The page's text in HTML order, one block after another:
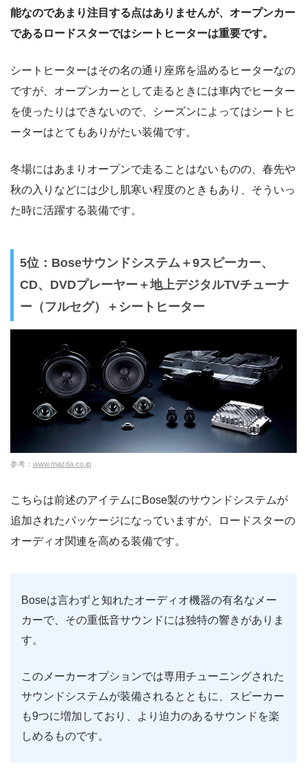
能なのであまり注目する点はありませんが、オープンカー
であるロードスターではシートヒーターは重要です。
シートヒーターはその名の通り座席を温めるヒーターなの
ですが、オープンカーとして走るときには車内でヒーター
を使ったりはできないので、シーズンによってはシートヒ
ーターはとてもありがたい装備です。
冬場にはあまりオープンで走ることはないものの、春先や
秋の入りなどには少し肌寒い程度のときもあり、そういっ
た時に活躍する装備です。
5位：Boseサウンドシステム＋9スピーカー、
CD、DVDプレーヤー＋地上デジタルTVチューナ
ー（フルセグ）＋シートヒーター
参考： www.mazda.co.jp
こちらは前述のアイテムにBose製のサウンドシステムが
追加されたパッケージになっていますが、ロードスターの
オーディオ関連を高める装備です。
Boseは言わずと知れたオーディオ機器の有名なメー
カーで、その重低音サウンドには独特の響きがありま
す。
このメーカーオプションでは専用チューニングされた
サウンドシステムが装備されるとともに、スピーカー
も9つに増加しており、より迫力のあるサウンドを楽
しめるものです。